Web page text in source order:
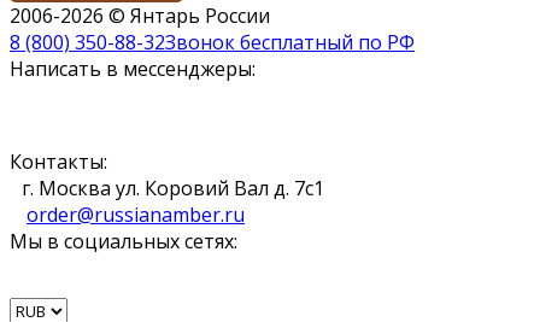
2006-2026 © Янтарь России
8 (800) 350-88-32Звонок бесплатный по РФ
Написать в мессенджеры:
Контакты:
г. Москва ул. Коровий Вал д. 7с1
order@russianamber.ru
Мы в социальных сетях: